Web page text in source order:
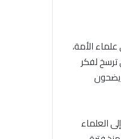
الأمة،
ترسخ لفكر
يضحون
العلماء
يشهد ختام
للموسم
الوطني